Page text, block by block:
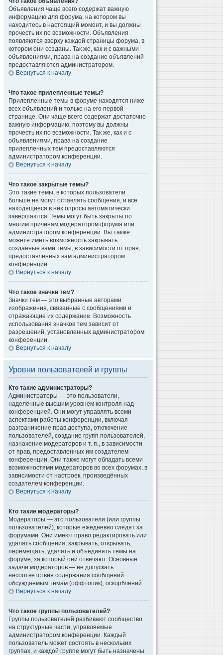
Объявления чаще всего содержат важную
информацию для форума, на котором вы
находитесь в настоящий момент, и вы должны
прочесть их по возможности. Объявления
появляются вверху каждой страницы форума, в
котором они созданы. Так же, как и с важными
объявлениями, права на создание объявлений
предоставляются администратором.
Вернуться к началу
Что такое прилепленные темы?
Прилепленные темы в форуме находятся ниже
всех объявлений и только на его первой
странице. Они чаще всего содержат достаточно
важную информацию, поэтому вы должны
прочесть их по возможности. Так же, как и с
объявлениями, права на создание
прилепленных тем предоставляются
администратором конференции.
Вернуться к началу
Что такое закрытые темы?
Это такие темы, в которых пользователи
больше не могут оставлять сообщения, и все
находящиеся в них опросы автоматически
завершаются. Темы могут быть закрыты по
многим причинам модератором форума или
администратором конференции. Вы также
можете иметь возможность закрывать
созданные вами темы, в зависимости от прав,
предоставленных вам администратором
конференции.
Вернуться к началу
Что такое значки тем?
Значки тем — это выбранные авторами
изображения, связанные с сообщениями и
отражающие их содержание. Возможность
использования значков тем зависит от
разрешений, установленных администратором
конференции.
Вернуться к началу
Уровни пользователей и группы
Кто такие администраторы?
Администраторы — это пользователи,
наделённые высшим уровнем контроля над
конференцией. Они могут управлять всеми
аспектами работы конференции, включая
разграничение прав доступа, отключение
пользователей, создание групп пользователей,
назначение модераторов и т. п., в зависимости
от прав, предоставленных им создателем
конференции. Они также могут обладать всеми
возможностями модераторов во всех форумах, в
зависимости от настроек, произведённых
создателем конференции.
Вернуться к началу
Кто такие модераторы?
Модераторы — это пользователи (или группы
пользователей), которые ежедневно следят за
форумами. Они имеют право редактировать или
удалять сообщения, закрывать, открывать,
перемещать, удалять и объединять темы на
форуме, за который они отвечают. Основные
задачи модераторов — не допускать
несоответствия содержания сообщений
обсуждаемым темам (оффтопик), оскорблений.
Вернуться к началу
Что такое группы пользователей?
Группы пользователей разбивают сообщество
на структурные части, управляемые
администратором конференции. Каждый
пользователь может состоять в нескольких
группах, и каждой группе могут быть назначены